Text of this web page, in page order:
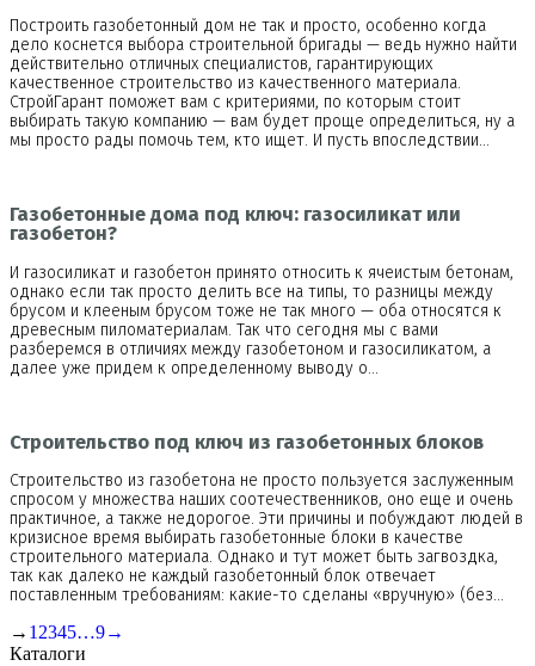
Построить газобетонный дом не так и просто, особенно когда
дело коснется выбора строительной бригады — ведь нужно найти
действительно отличных специалистов, гарантирующих
качественное строительство из качественного материала.
СтройГарант поможет вам с критериями, по которым стоит
выбирать такую компанию — вам будет проще определиться, ну а
мы просто рады помочь тем, кто ищет. И пусть впоследствии…
Газобетонные дома под ключ: газосиликат или
газобетон?
И газосиликат и газобетон принято относить к ячеистым бетонам,
однако если так просто делить все на типы, то разницы между
брусом и клееным брусом тоже не так много — оба относятся к
древесным пиломатериалам. Так что сегодня мы с вами
разберемся в отличиях между газобетоном и газосиликатом, а
далее уже придем к определенному выводу о…
Строительство под ключ из газобетонных блоков
Строительство из газобетона не просто пользуется заслуженным
спросом у множества наших соотечественников, оно еще и очень
практичное, а также недорогое. Эти причины и побуждают людей в
кризисное время выбирать газобетонные блоки в качестве
строительного материала. Однако и тут может быть загвоздка,
так как далеко не каждый газобетонный блок отвечает
поставленным требованиям: какие-то сделаны «вручную» (без…
→ 1 2345…9→
Каталоги